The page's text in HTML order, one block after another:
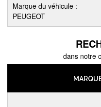
Marque du véhicule :
PEUGEOT
dans notre